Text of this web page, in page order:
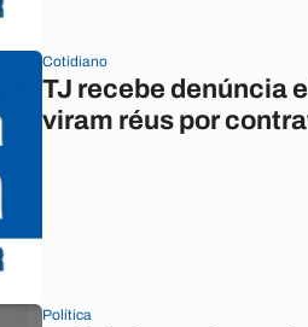
Cotidiano
TJ recebe denúncia
viram réus por
Política